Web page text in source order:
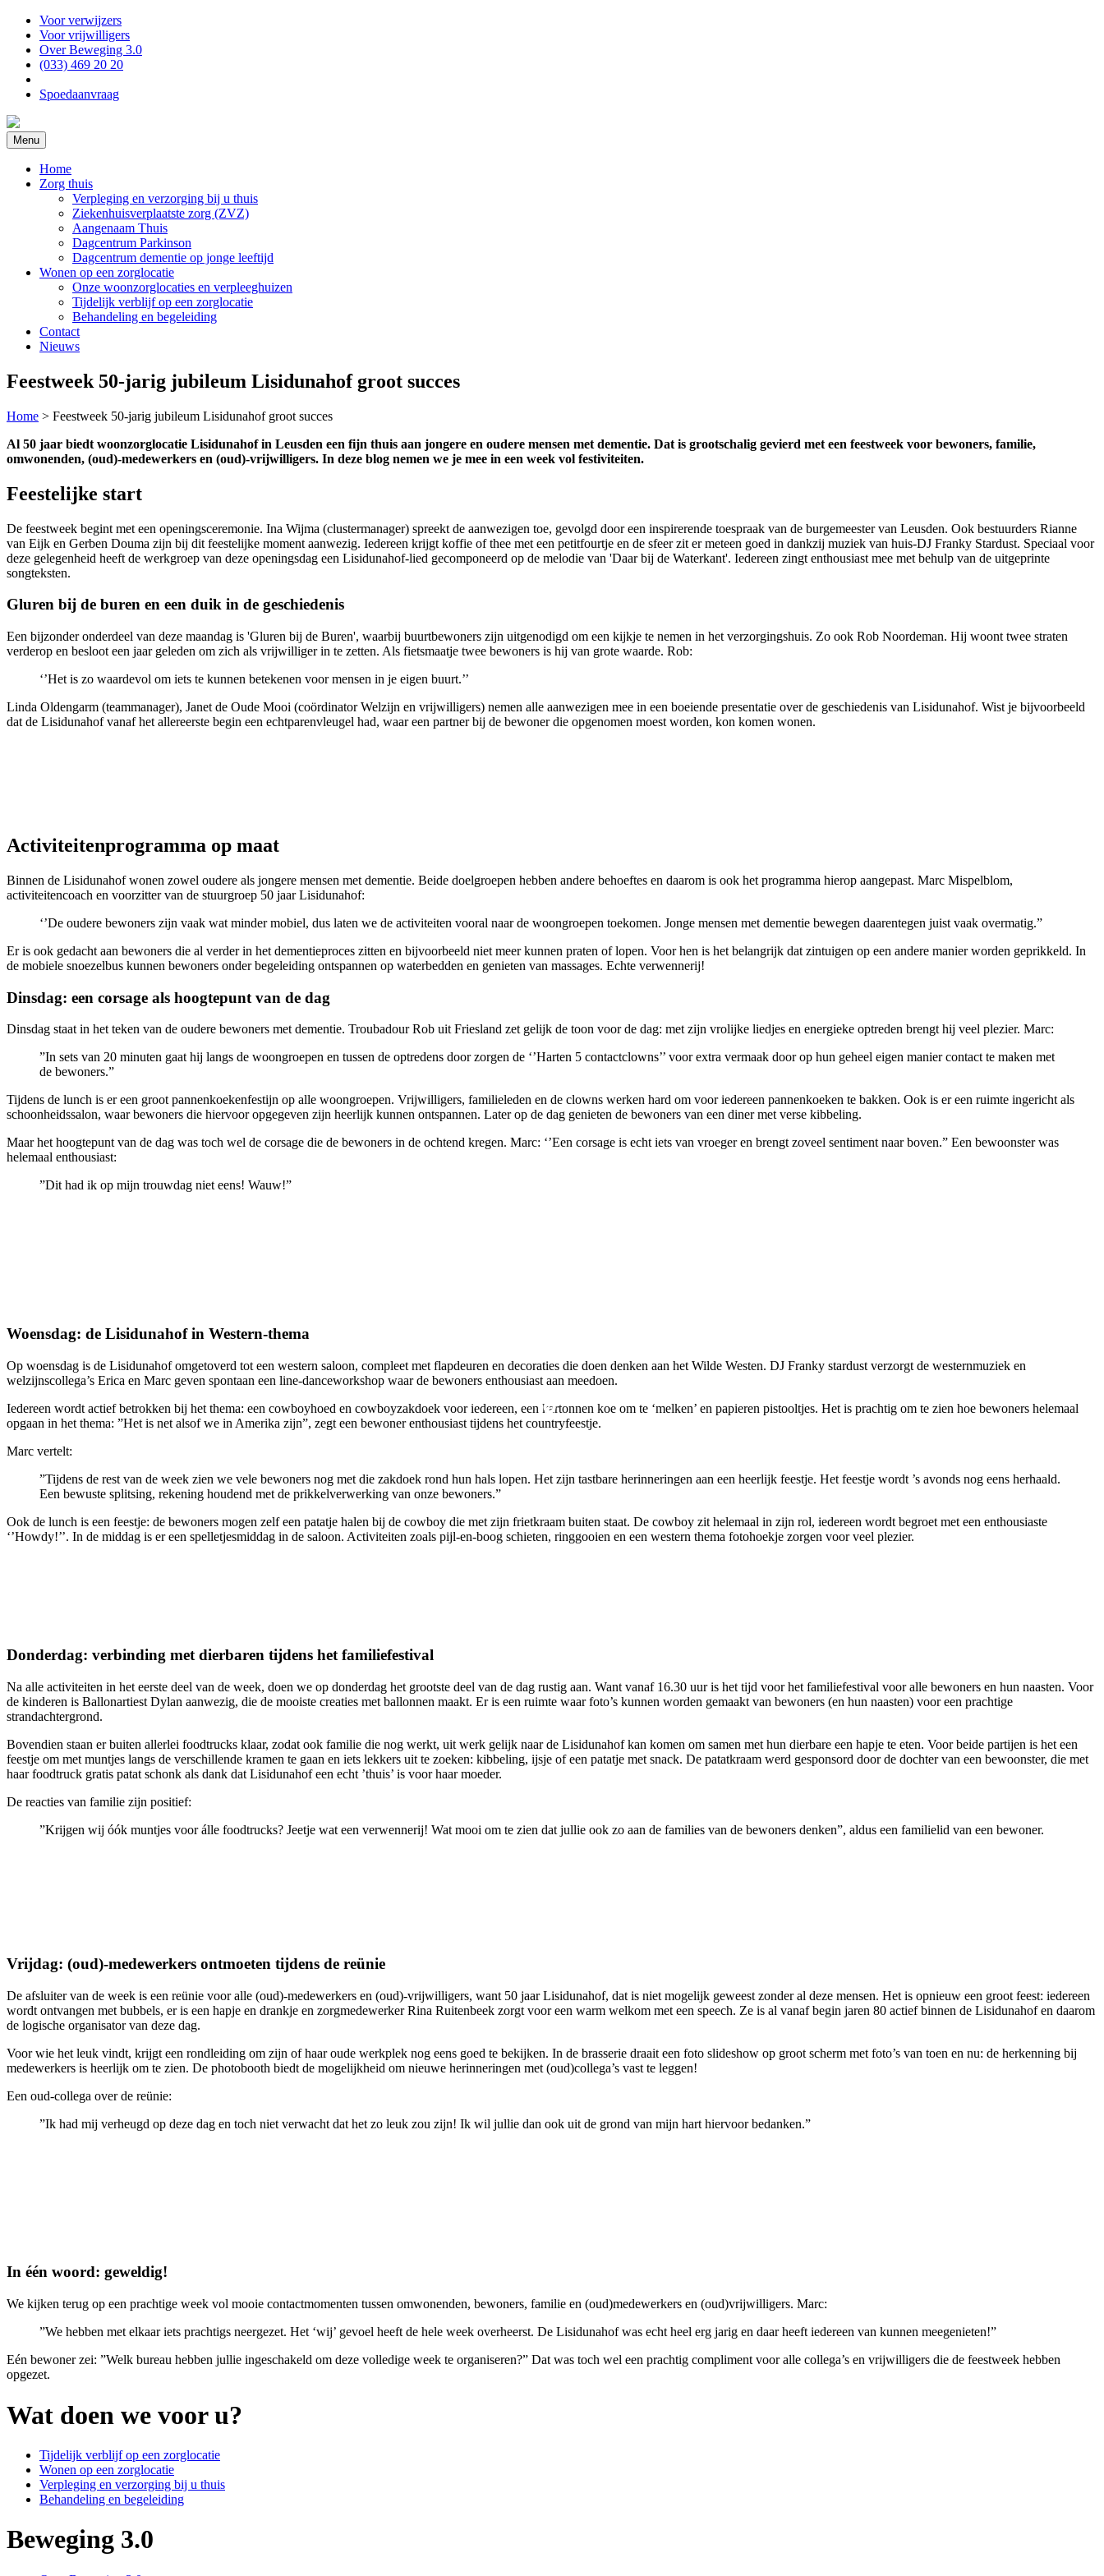
Voor verwijzers
Voor vrijwilligers
Over Beweging 3.0
(033) 469 20 20
Spoedaanvraag
Menu
Home
Zorg thuis
Verpleging en verzorging bij u thuis
Ziekenhuisverplaatste zorg (ZVZ)
Aangenaam Thuis
Dagcentrum Parkinson
Dagcentrum dementie op jonge leeftijd
Wonen op een zorglocatie
Onze woonzorglocaties en verpleeghuizen
Tijdelijk verblijf op een zorglocatie
Behandeling en begeleiding
Contact
Nieuws
Feestweek 50-jarig jubileum Lisidunahof groot succes
Home > Feestweek 50-jarig jubileum Lisidunahof groot succes
Al 50 jaar biedt woonzorglocatie Lisidunahof in Leusden een fijn thuis aan jongere en oudere mensen met dementie. Dat is grootschalig gevierd met een feestweek voor bewoners, familie,
omwonenden, (oud)-medewerkers en (oud)-vrijwilligers. In deze blog nemen we je mee in een week vol festiviteiten.
Feestelijke start
De feestweek begint met een openingsceremonie. Ina Wijma (clustermanager) spreekt de aanwezigen toe, gevolgd door een inspirerende toespraak van de burgemeester van Leusden. Ook bestuurders Rianne
van Eijk en Gerben Douma zijn bij dit feestelijke moment aanwezig. Iedereen krijgt koffie of thee met een petitfourtje en de sfeer zit er meteen goed in dankzij muziek van huis-DJ Franky Stardust. Speciaal voor
deze gelegenheid heeft de werkgroep van deze openingsdag een Lisidunahof-lied gecomponeerd op de melodie van 'Daar bij de Waterkant'. Iedereen zingt enthousiast mee met behulp van de uitgeprinte
songteksten.
Gluren bij de buren en een duik in de geschiedenis
Een bijzonder onderdeel van deze maandag is 'Gluren bij de Buren', waarbij buurtbewoners zijn uitgenodigd om een kijkje te nemen in het verzorgingshuis. Zo ook Rob Noordeman. Hij woont twee straten
verderop en besloot een jaar geleden om zich als vrijwilliger in te zetten. Als fietsmaatje twee bewoners is hij van grote waarde. Rob:
‘’Het is zo waardevol om iets te kunnen betekenen voor mensen in je eigen buurt.’’
Linda Oldengarm (teammanager), Janet de Oude Mooi (coördinator Welzijn en vrijwilligers) nemen alle aanwezigen mee in een boeiende presentatie over de geschiedenis van Lisidunahof. Wist je bijvoorbeeld
dat de Lisidunahof vanaf het allereerste begin een echtparenvleugel had, waar een partner bij de bewoner die opgenomen moest worden, kon komen wonen.
Activiteitenprogramma op maat
Binnen de Lisidunahof wonen zowel oudere als jongere mensen met dementie. Beide doelgroepen hebben andere behoeftes en daarom is ook het programma hierop aangepast. Marc Mispelblom,
activiteitencoach en voorzitter van de stuurgroep 50 jaar Lisidunahof:
‘’De oudere bewoners zijn vaak wat minder mobiel, dus laten we de activiteiten vooral naar de woongroepen toekomen. Jonge mensen met dementie bewegen daarentegen juist vaak overmatig.”
Er is ook gedacht aan bewoners die al verder in het dementieproces zitten en bijvoorbeeld niet meer kunnen praten of lopen. Voor hen is het belangrijk dat zintuigen op een andere manier worden geprikkeld. In
de mobiele snoezelbus kunnen bewoners onder begeleiding ontspannen op waterbedden en genieten van massages. Echte verwennerij!
Dinsdag: een corsage als hoogtepunt van de dag
Dinsdag staat in het teken van de oudere bewoners met dementie. Troubadour Rob uit Friesland zet gelijk de toon voor de dag: met zijn vrolijke liedjes en energieke optreden brengt hij veel plezier. Marc:
”In sets van 20 minuten gaat hij langs de woongroepen en tussen de optredens door zorgen de ‘’Harten 5 contactclowns’’ voor extra vermaak door op hun geheel eigen manier contact te maken met
de bewoners.”
Tijdens de lunch is er een groot pannenkoekenfestijn op alle woongroepen. Vrijwilligers, familieleden en de clowns werken hard om voor iedereen pannenkoeken te bakken. Ook is er een ruimte ingericht als
schoonheidssalon, waar bewoners die hiervoor opgegeven zijn heerlijk kunnen ontspannen. Later op de dag genieten de bewoners van een diner met verse kibbeling.
Maar het hoogtepunt van de dag was toch wel de corsage die de bewoners in de ochtend kregen. Marc: ‘’Een corsage is echt iets van vroeger en brengt zoveel sentiment naar boven.” Een bewoonster was
helemaal enthousiast:
”Dit had ik op mijn trouwdag niet eens! Wauw!”
Woensdag: de Lisidunahof in Western-thema
Op woensdag is de Lisidunahof omgetoverd tot een western saloon, compleet met flapdeuren en decoraties die doen denken aan het Wilde Westen. DJ Franky stardust verzorgt de westernmuziek en
welzijnscollega’s Erica en Marc geven spontaan een line-danceworkshop waar de bewoners enthousiast aan meedoen.
Iedereen wordt actief betrokken bij het thema: een cowboyhoed en cowboyzakdoek voor iedereen, een kartonnen koe om te ‘melken’ en papieren pistooltjes. Het is prachtig om te zien hoe bewoners helemaal
opgaan in het thema: ”Het is net alsof we in Amerika zijn”, zegt een bewoner enthousiast tijdens het countryfeestje.
Marc vertelt:
”Tijdens de rest van de week zien we vele bewoners nog met die zakdoek rond hun hals lopen. Het zijn tastbare herinneringen aan een heerlijk feestje. Het feestje wordt ’s avonds nog eens herhaald.
Een bewuste splitsing, rekening houdend met de prikkelverwerking van onze bewoners.”
Ook de lunch is een feestje: de bewoners mogen zelf een patatje halen bij de cowboy die met zijn frietkraam buiten staat. De cowboy zit helemaal in zijn rol, iedereen wordt begroet met een enthousiaste
‘’Howdy!’’. In de middag is er een spelletjesmiddag in de saloon. Activiteiten zoals pijl-en-boog schieten, ringgooien en een western thema fotohoekje zorgen voor veel plezier.
Donderdag: verbinding met dierbaren tijdens het familiefestival
Na alle activiteiten in het eerste deel van de week, doen we op donderdag het grootste deel van de dag rustig aan. Want vanaf 16.30 uur is het tijd voor het familiefestival voor alle bewoners en hun naasten. Voor
de kinderen is Ballonartiest Dylan aanwezig, die de mooiste creaties met ballonnen maakt. Er is een ruimte waar foto’s kunnen worden gemaakt van bewoners (en hun naasten) voor een prachtige
strandachtergrond.
Bovendien staan er buiten allerlei foodtrucks klaar, zodat ook familie die nog werkt, uit werk gelijk naar de Lisidunahof kan komen om samen met hun dierbare een hapje te eten. Voor beide partijen is het een
feestje om met muntjes langs de verschillende kramen te gaan en iets lekkers uit te zoeken: kibbeling, ijsje of een patatje met snack. De patatkraam werd gesponsord door de dochter van een bewoonster, die met
haar foodtruck gratis patat schonk als dank dat Lisidunahof een echt ’thuis’ is voor haar moeder.
De reacties van familie zijn positief:
”Krijgen wij óók muntjes voor álle foodtrucks? Jeetje wat een verwennerij! Wat mooi om te zien dat jullie ook zo aan de families van de bewoners denken”, aldus een familielid van een bewoner.
Vrijdag: (oud)-medewerkers ontmoeten tijdens de reünie
De afsluiter van de week is een reünie voor alle (oud)-medewerkers en (oud)-vrijwilligers, want 50 jaar Lisidunahof, dat is niet mogelijk geweest zonder al deze mensen. Het is opnieuw een groot feest: iedereen
wordt ontvangen met bubbels, er is een hapje en drankje en zorgmedewerker Rina Ruitenbeek zorgt voor een warm welkom met een speech. Ze is al vanaf begin jaren 80 actief binnen de Lisidunahof en daarom
de logische organisator van deze dag.
Voor wie het leuk vindt, krijgt een rondleiding om zijn of haar oude werkplek nog eens goed te bekijken. In de brasserie draait een foto slideshow op groot scherm met foto’s van toen en nu: de herkenning bij
medewerkers is heerlijk om te zien. De photobooth biedt de mogelijkheid om nieuwe herinneringen met (oud)collega’s vast te leggen!
Een oud-collega over de reünie:
”Ik had mij verheugd op deze dag en toch niet verwacht dat het zo leuk zou zijn! Ik wil jullie dan ook uit de grond van mijn hart hiervoor bedanken.”
In één woord: geweldig!
We kijken terug op een prachtige week vol mooie contactmomenten tussen omwonenden, bewoners, familie en (oud)medewerkers en (oud)vrijwilligers. Marc:
”We hebben met elkaar iets prachtigs neergezet. Het ‘wij’ gevoel heeft de hele week overheerst. De Lisidunahof was echt heel erg jarig en daar heeft iedereen van kunnen meegenieten!”
Eén bewoner zei: ”Welk bureau hebben jullie ingeschakeld om deze volledige week te organiseren?” Dat was toch wel een prachtig compliment voor alle collega’s en vrijwilligers die de feestweek hebben
opgezet.
Wat doen we voor u?
Tijdelijk verblijf op een zorglocatie
Wonen op een zorglocatie
Verpleging en verzorging bij u thuis
Behandeling en begeleiding
Beweging 3.0